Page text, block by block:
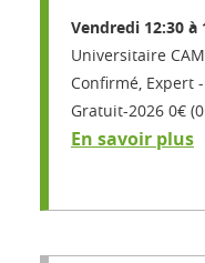
Vendredi 12:30 à
Universitaire
Confirmé, Expert
Gratuit-2026 0€
En savoir plus